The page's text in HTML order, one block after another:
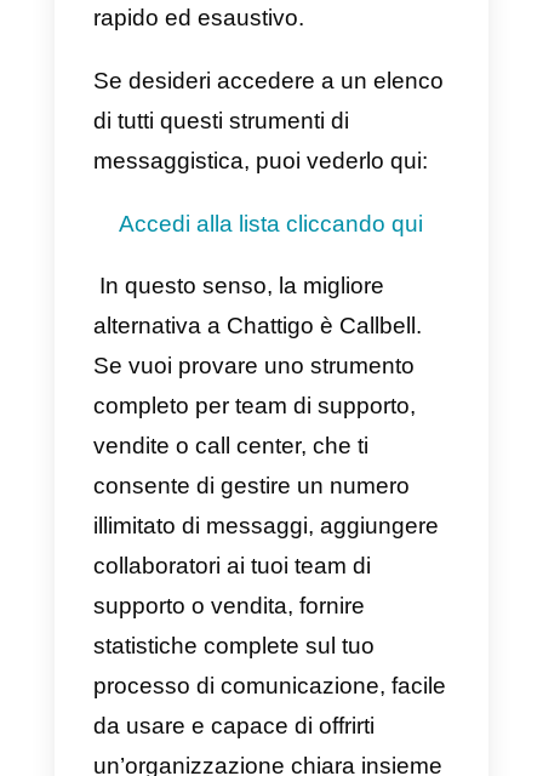
5) Fatturazione.
6) Controllo dello stock su
Svantaggi
1) Prezzo elevato per la poca
varietà di canali di
(solo WhatsApp)
2) Avendo così tante funzionalità,
il sistema diventa un po’ pesante.
3) Servizio clienti un po’